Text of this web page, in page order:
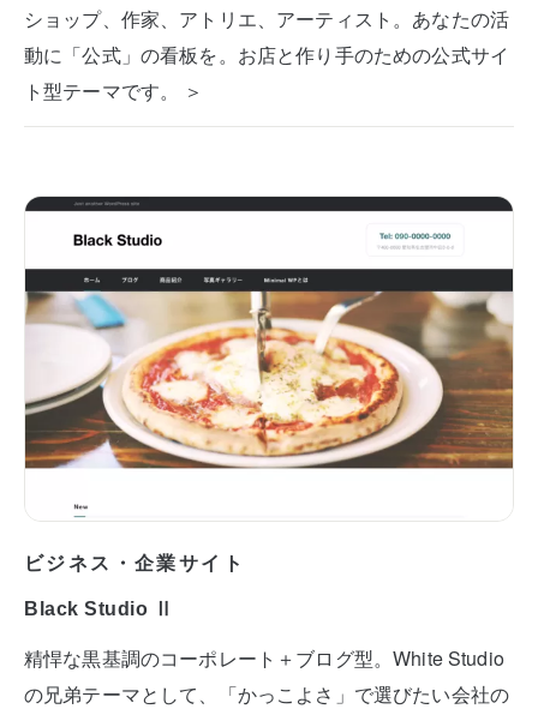
ショップ、作家、アトリエ、アーティスト。あなたの活
動に「公式」の看板を。お店と作り手のための公式サイ
ト型テーマです。 ＞
ビジネス・企業サイト
Black Studio Ⅱ
精悍な黒基調のコーポレート＋ブログ型。White Studio
の兄弟テーマとして、「かっこよさ」で選びたい会社の